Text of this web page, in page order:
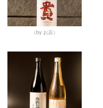
（by お店）